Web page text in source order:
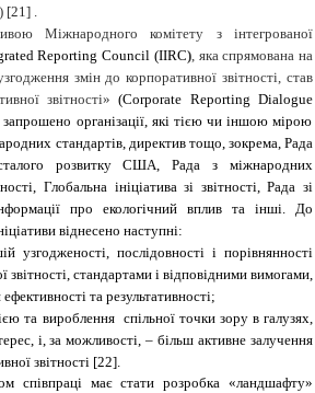
) [21] .
Міжнародного комітету з інтегрованої
Reporting Council (IIRC), яка спрямована на
змін до корпоративної звітності, став
звітності» (Corporate ReportingDialogue
організації, які тією чи іншою мірою
стандартів, директив тощо, зокрема, Рада
сталого розвитку США, Рада з міжнародних
Глобальна ініціатива зі звітності, Рада зі
про екологічний вплив та інші. До
віднесено наступні:
узгодженості, послідовності і порівнянності
стандартами і відповідними вимогами,
та результативності;
та вироблення спільної точки зору в галузях,
і, за можливості, – більш активне залучення
звітності [22].
співпраці має стати розробка «ландшафту»